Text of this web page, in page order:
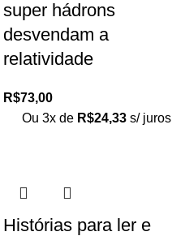
super hádrons
desvendam a
relatividade
R$73,00
Ou 3x de R$24,33 s/ juros
Histórias para ler e